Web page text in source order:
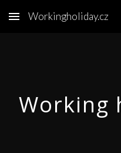
Skip to main content
Workingholiday.cz
Working